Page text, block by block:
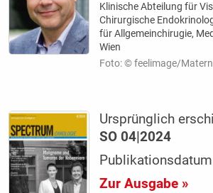
Klinische Abteilung für
Chirurgische
für Allgemeinchirugie,
Wien
Foto: © feelimage/Matern
Ursprünglich
SO 04|2024
Zur Ausgabe »